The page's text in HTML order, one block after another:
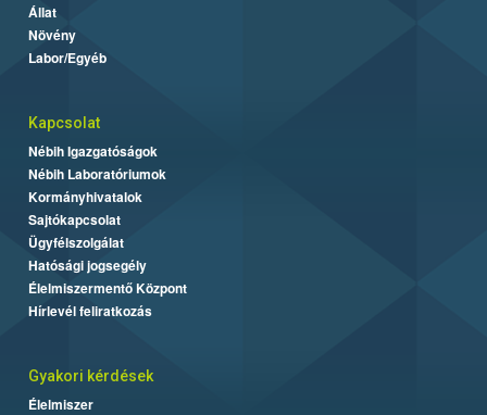
Állat
Növény
Labor/Egyéb
Kapcsolat
Nébih Igazgatóságok
Nébih Laboratóriumok
Kormányhivatalok
Sajtókapcsolat
Ügyfélszolgálat
Hatósági jogsegély
Élelmiszermentő Központ
Hírlevél feliratkozás
Gyakori kérdések
Élelmiszer